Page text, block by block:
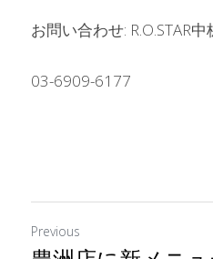
お問い合わせ: R.O.STAR
03-6909-6177
Previous